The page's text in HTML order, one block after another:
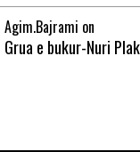
Agim.Bajrami on
Grua e bukur-Nuri